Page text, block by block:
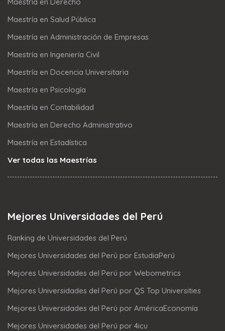
Maestría en Salud Pública
Maestría en Administración de Empresas
Maestría en Ingeniería Civil
Maestría en Docencia Universitaria
Maestría en Psicología
Maestría en Contabilidad
Maestría en Derecho Administrativo
Maestría en Estadística
Ver todas las Maestrías
Mejores Universidades del Perú
Ranking de Universidades del Perú
Mejores Universidades del Perú por EstudiaPerú
Mejores Universidades del Perú por Webometrics
Mejores Universidades del Perú por QS Top Universities
Mejores Universidades del Perú por AméricaEconomía
Mejores Universidades del Perú por 4icu